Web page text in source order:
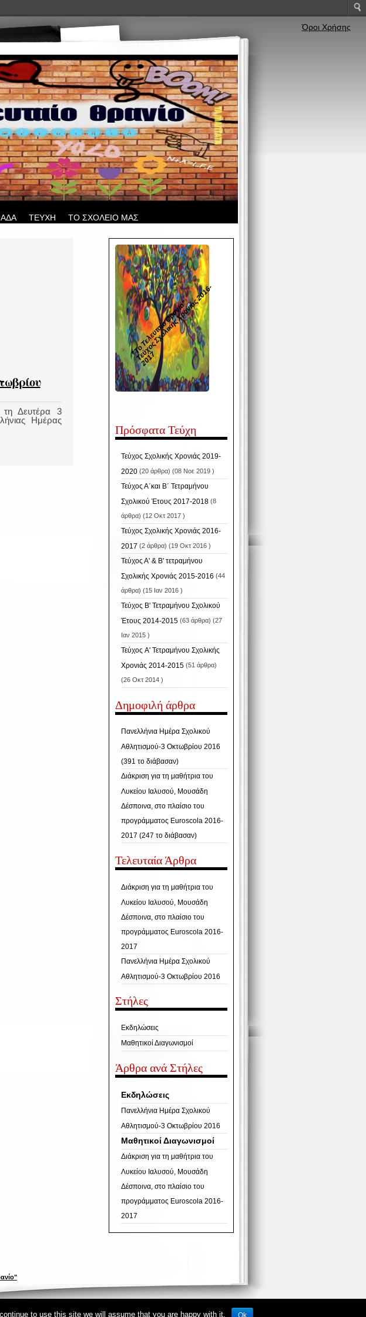
ΤΕΥΧΗ ΤΟ ΣΧΟΛΕΙΟ ΜΑΣ
τη Δευτέρα 3
Ημέρας
"Το Τελευταίο Θρανίο"
Τ
ε
ύ
χ
ο
ς
Σ
χ
ο
λ
ι
κ
ή
ς
Χ
ρ
ο
ν
ι
ά
ς
2
0
1
6
-
2
0
1
7
Πρόσφατα Τεύχη
Τεύχος Σχολικής Χρονιάς 2019-
2020(20 άρθρα) (08 Νοε 2019 )
Τεύχος Α΄και Β΄ Τετραμήνου
Σχολικού Έτους 2017-2018(8
άρθρα) (12 Οκτ 2017 )
Τεύχος Σχολικής Χρονιάς 2016-
2017 (2 άρθρα) (19 Οκτ 2016 )
Τεύχος Α' & Β' τετραμήνου
Σχολικής Χρονιάς 2015-2016 (44
άρθρα) (15 Ιαν 2016 )
Τεύχος Β' Τετραμήνου Σχολικού
Έτους 2014-2015(63 άρθρα) (27
Ιαν 2015 )
Τεύχος A' Τετραμήνου Σχολικής
Χρονιάς 2014-2015(51 άρθρα)
(26 Οκτ 2014 )
Δημοφιλή άρθρα
Πανελλήνια Ημέρα Σχολικού
Αθλητισμού-3 Οκτωβρίου 2016
(391 το διάβασαν)
Διάκριση για τη μαθήτρια του
Λυκείου Ιαλυσού, Μουσάδη
Δέσποινα, στο πλαίσιο του
προγράμματος Euroscola 2016-
2017 (247 το διάβασαν)
Τελευταία Άρθρα
Διάκριση για τη μαθήτρια του
Λυκείου Ιαλυσού, Μουσάδη
Δέσποινα, στο πλαίσιο του
προγράμματος Euroscola 2016-
2017
Πανελλήνια Ημέρα Σχολικού
Αθλητισμού-3 Οκτωβρίου 2016
Στήλες
Εκδηλώσεις
Μαθητικοί Διαγωνισμοί
Άρθρα ανά Στήλες
Εκδηλώσεις
Πανελλήνια Ημέρα Σχολικού
Αθλητισμού-3 Οκτωβρίου 2016
Μαθητικοί Διαγωνισμοί
Διάκριση για τη μαθήτρια του
Λυκείου Ιαλυσού, Μουσάδη
Δέσποινα, στο πλαίσιο του
προγράμματος Euroscola 2016-
2017
Όροι Χρήσης
to use this site we will assume that you are happy with it. Ok